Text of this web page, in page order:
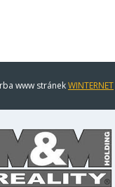
www stránekWINTERNET